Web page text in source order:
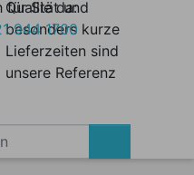
Qualität und
besonders kurze
Lieferzeiten sind
unsere Referenz
für Sie da:
944 1700